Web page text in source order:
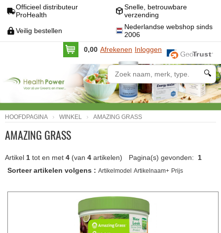
Officieel distributeur
ProHealth
Snelle, betrouwbare
verzending
Veilig bestellen
Nederlandse webshop sinds
2006
0,00 Afrekenen Inloggen
🔍
HOOFDPAGINA WINKEL AMAZING GRASS
AMAZING GRASS
Pagina(s) gevonden: 1
Artikel 1 tot en met 4 (van 4 artikelen)
Sorteer artikelen volgens : Artikelmodel Artikelnaam+ Prijs